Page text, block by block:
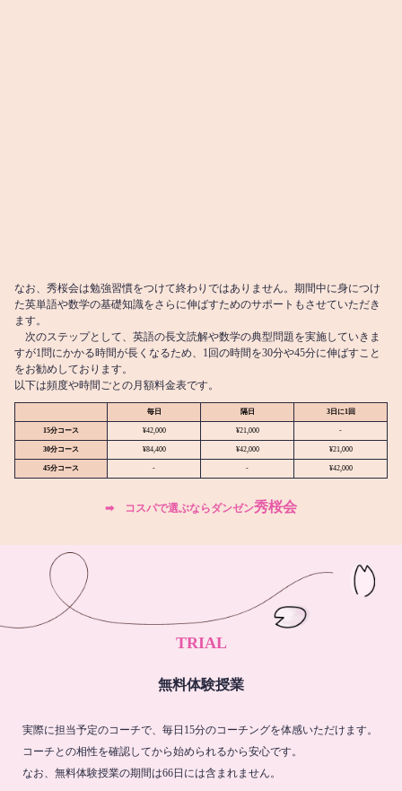
なお、秀桜会は勉強習慣をつけて終わりではありません。期間中に身につけ
た英単語や数学の基礎知識をさらに伸ばすためのサポートもさせていただき
ます。
次のステップとして、英語の長文読解や数学の典型問題を実施していきま
すが1問にかかる時間が長くなるため、1回の時間を30分や45分に伸ばすこと
をお勧めしております。
以下は頻度や時間ごとの月額料金表です。
毎日 隔日 3日に1回
15分コース ¥42,000 ¥21,000 -
30分コース ¥84,400 ¥42,000 ¥21,000
45分コース - - ¥42,000
➡︎ コスパで選ぶならダンゼン秀桜会
TRIAL
無料体験授業
実際に担当予定のコーチで、毎日15分のコーチングを体感いただけます。
コーチとの相性を確認してから始められるから安心です。
なお、無料体験授業の期間は66日には含まれません。